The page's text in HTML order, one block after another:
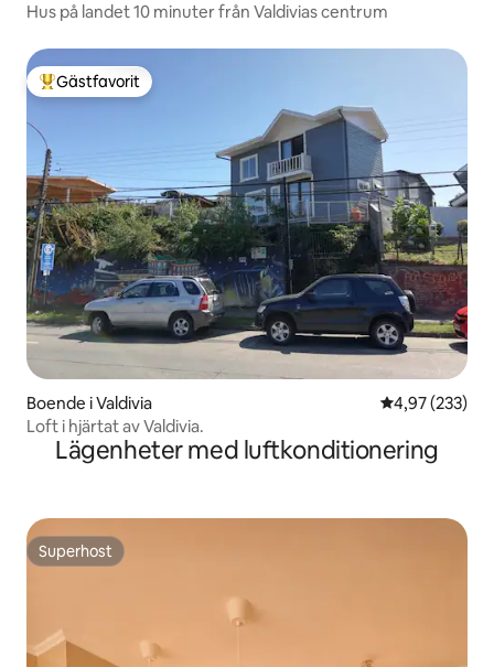
Hus på landet 10 minuter från Valdivias centrum
Populär gästfavorit
Gästfavorit
Boende i Valdivia 4,97 av 5 i
4,97 (233)
Loft i hjärtat av Valdivia.
Lägenheter med luftkonditionering
Superhost
Superhost